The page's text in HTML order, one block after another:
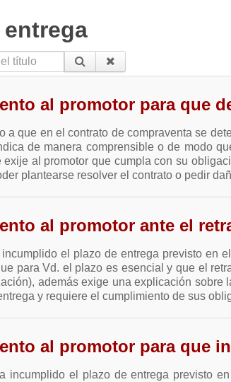
entrega
título
al promotor para que
a que en el contrato de compraventa se
de manera comprensible o de modo
exije al promotor que cumpla con su
plantearse resolver el contrato o pedir
al promotor ante el
el plazo de entrega previsto en
para Vd. el plazo es esencial y que el
además exige una explicación
y requiere el cumplimiento de sus
al promotor para que
incumplido el plazo de entrega previsto